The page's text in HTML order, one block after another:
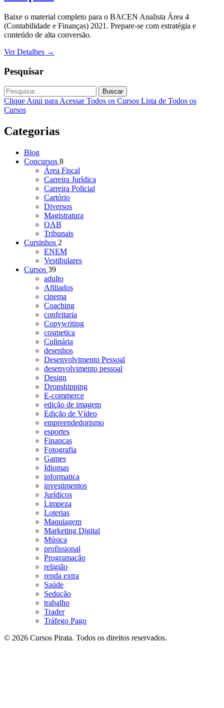
Baixe o material completo para o BACEN Analista Área 4
(Contabilidade e Finanças) 2021. Prepare-se com estratégia e
conteúdo de alta conversão.
Ver Detalhes →
Pesquisar
Buscar
Clique Aqui para Acessar Todos os Cursos Lista de Todos os
Cursos
Categorias
Blog
Concursos 8
Área Fiscal
Carreira Jurídica
Carreira Policial
Cartório
Diversos
Magistratura
OAB
Tribunais
Cursinhos 2
ENEM
Vestibulares
Cursos 39
adulto
Afiliados
cinema
Coaching
confeitaria
Copywriting
cosmetica
Culinária
desenhos
Desenvolvimento Pessoal
desenvolvimento pessoal
Design
Dropshipping
E-commerce
edição de imagem
Edição de Vídeo
empreendedorismo
esportes
Finanças
Fotografia
Games
Idiomas
informatica
investimentos
Jurídicos
Limpeza
Loterias
Maquiagem
Marketing Digital
Música
profissional
Programação
religião
renda extra
Saúde
Sedução
trabalho
Trader
Tráfego Pago
© 2026 Cursos Pirata. Todos os direitos reservados.